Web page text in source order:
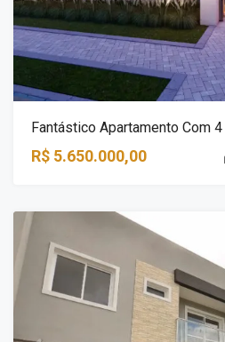
Fantástico Apartamento Com
R$ 5.650.000,00